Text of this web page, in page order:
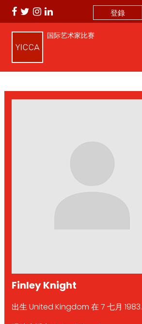
登錄
国际艺术家比赛
Finley Knight
出生 United Kingdom 在 7 七月 1983.